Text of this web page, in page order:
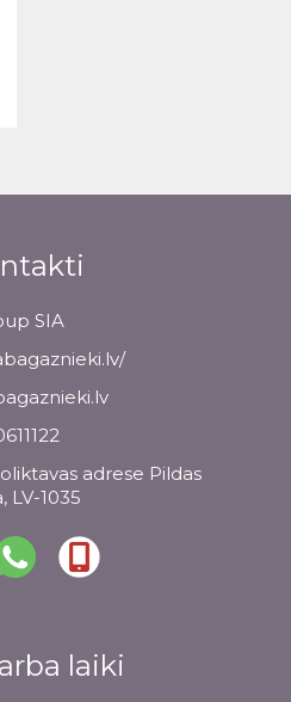
SIA
adrese Pildas
LV-1035
laiki